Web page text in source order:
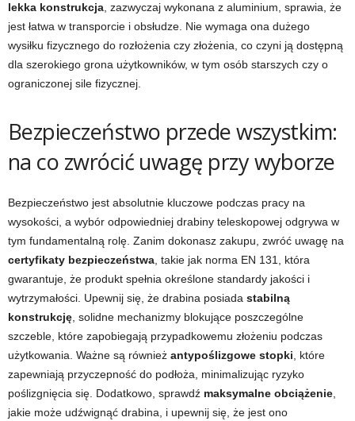
lekka konstrukcja , zazwyczaj wykonana z aluminium, sprawia, że
jest łatwa w transporcie i obsłudze. Nie wymaga ona dużego
wysiłku fizycznego do rozłożenia czy złożenia, co czyni ją dostępną
dla szerokiego grona użytkowników, w tym osób starszych czy o
ograniczonej sile fizycznej.
Bezpieczeństwo przede wszystkim:
na co zwrócić uwagę przy wyborze
Bezpieczeństwo jest absolutnie kluczowe podczas pracy na
wysokości, a wybór odpowiedniej drabiny teleskopowej odgrywa w
tym fundamentalną rolę. Zanim dokonasz zakupu, zwróć uwagę na
certyfikaty bezpieczeństwa , takie jak norma EN 131, która
gwarantuje, że produkt spełnia określone standardy jakości i
wytrzymałości. Upewnij się, że drabina posiada stabilną
konstrukcję , solidne mechanizmy blokujące poszczególne
szczeble, które zapobiegają przypadkowemu złożeniu podczas
użytkowania. Ważne są również antypoślizgowe stopki , które
zapewniają przyczepność do podłoża, minimalizując ryzyko
poślizgnięcia się. Dodatkowo, sprawdź maksymalne obciążenie
jakie może udźwignąć drabina, i upewnij się, że jest ono